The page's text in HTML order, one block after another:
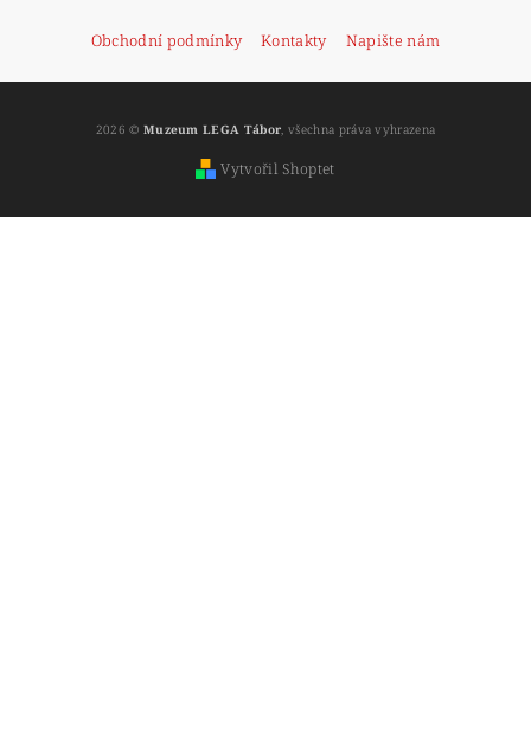
Obchodní podmínky Kontakty Napište nám
2026 © Muzeum LEGA Tábor , všechna práva vyhrazena
Vytvořil Shoptet